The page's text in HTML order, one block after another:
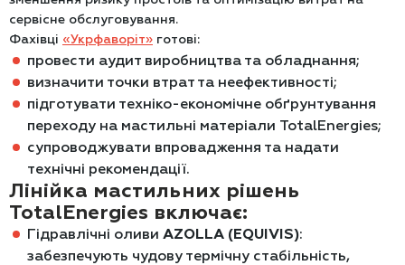
сервісне обслуговування.
Фахівці «Укрфаворіт» готові:
провести аудит виробництва та обладнання;
визначити точки втрат та неефективності;
підготувати техніко-економічне обґрунтування
переходу на мастильні матеріали TotalEnergies;
супроводжувати впровадження та надати
технічні рекомендації.
Лінійка мастильних рішень
TotalEnergies включає:
Гідравлічні оливи AZOLLA (EQUIVIS):
забезпечують чудову термічну стабільність,